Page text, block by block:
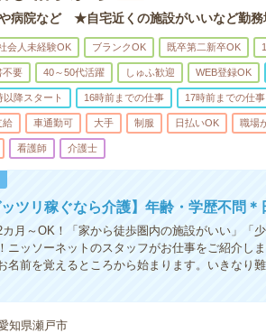
病院など ★自宅近くの施設がいいなど勤務
会人未経験OK ブランクOK 既卒第二新卒OK
不要 40～50代活躍 しゅふ歓迎 WEB登録OK
以降スタート 16時前までの仕事 17時前までの仕事
給 車通勤可 大手 制服 日払いOK 職場
看護師 介護士
ッツリ稼ぐなら介護】年齢・学歴不問
月～OK！「家から徒歩圏内の施設がいい」「
ニッソーネットのスタッフがお仕事をご紹介し
名前を覚えるところから始まります。いきなり
知県瀬戸市